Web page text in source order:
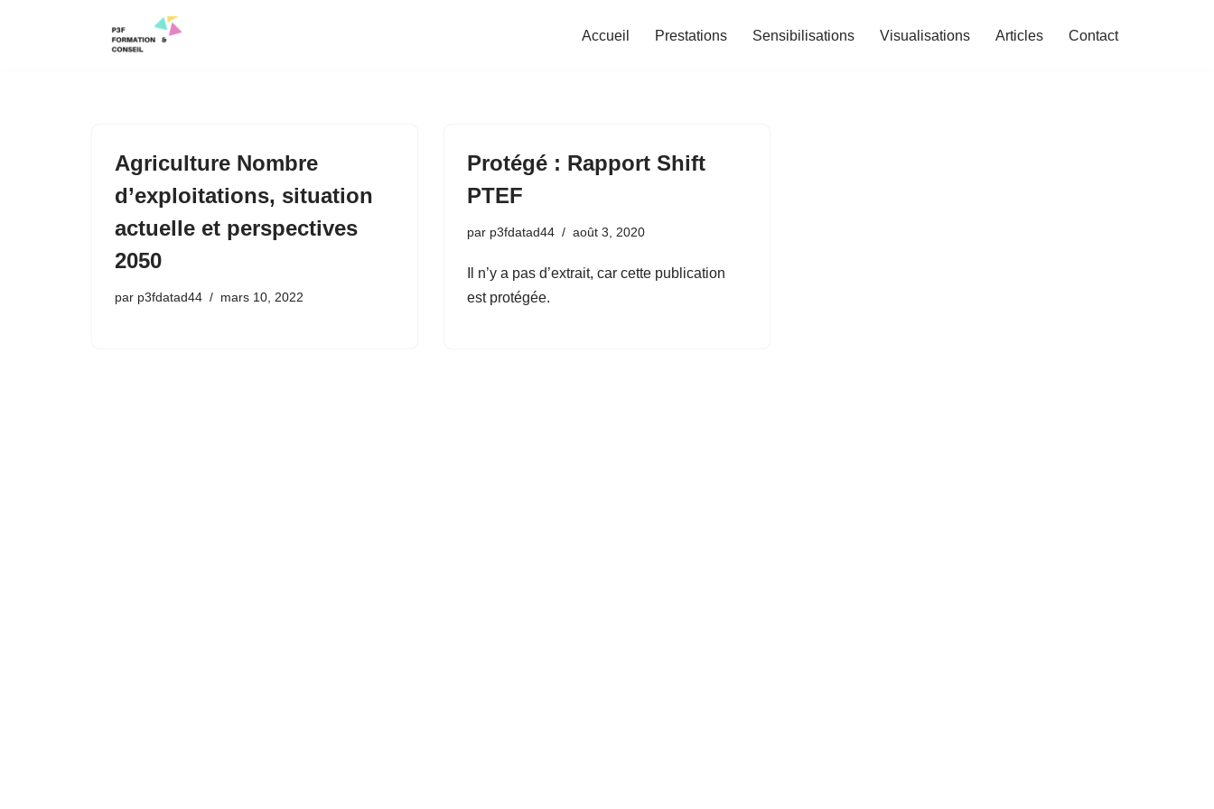
Accueil Prestations Sensibilisations Visualisations Articles Contact
Agriculture Nombre
d’exploitations, situation
actuelle et perspectives
2050
par p3fdatad44 mars 10, 2022
Protégé : Rapport Shift
PTEF
par p3fdatad44 août 3, 2020
Il n’y a pas d’extrait, car cette publication
est protégée.